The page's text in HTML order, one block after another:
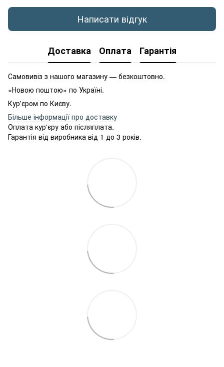
Написати відгук
Доставка Оплата Гарантія
Самовивіз з нашого магазину — безкоштовно.
«Новою поштою» по Україні.
Кур'єром по Києву.
Більше інформації про доставку
Оплата кур'єру або післяплата.
Гарантія від виробника від 1 до 3 років.